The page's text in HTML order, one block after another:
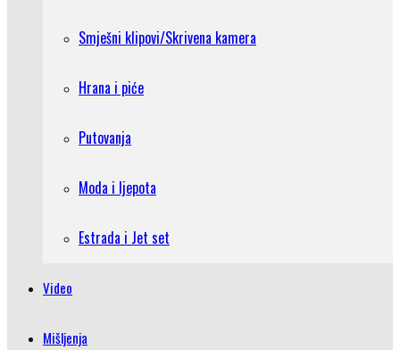
Smješni klipovi/Skrivena kamera
Hrana i piće
Putovanja
Moda i ljepota
Estrada i Jet set
Video
Mišljenja